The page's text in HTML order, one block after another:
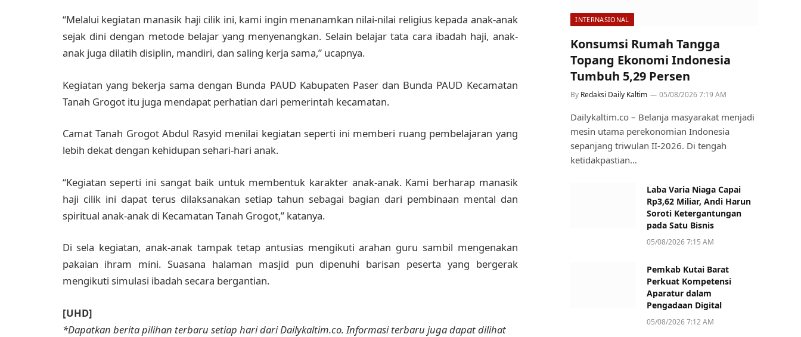
“Melalui kegiatan manasik haji cilik ini, kami ingin menanamkan nilai-nilai religius kepada anak-anak
sejak dini dengan metode belajar yang menyenangkan. Selain belajar tata cara ibadah haji, anak-
anak juga dilatih disiplin, mandiri, dan saling kerja sama,” ucapnya.
Kegiatan yang bekerja sama dengan Bunda PAUD Kabupaten Paser dan Bunda PAUD Kecamatan
Tanah Grogot itu juga mendapat perhatian dari pemerintah kecamatan.
Camat Tanah Grogot Abdul Rasyid menilai kegiatan seperti ini memberi ruang pembelajaran yang
lebih dekat dengan kehidupan sehari-hari anak.
“Kegiatan seperti ini sangat baik untuk membentuk karakter anak-anak. Kami berharap manasik
haji cilik ini dapat terus dilaksanakan setiap tahun sebagai bagian dari pembinaan mental dan
spiritual anak-anak di Kecamatan Tanah Grogot,” katanya.
Di sela kegiatan, anak-anak tampak tetap antusias mengikuti arahan guru sambil mengenakan
pakaian ihram mini. Suasana halaman masjid pun dipenuhi barisan peserta yang bergerak
mengikuti simulasi ibadah secara bergantian.
[UHD]
*Dapatkan berita pilihan terbaru setiap hari dari Dailykaltim.co. Informasi terbaru juga dapat dilihat
INTERNASIONAL
Konsumsi Rumah Tangga
Topang Ekonomi Indonesia
Tumbuh 5,29 Persen
By Redaksi Daily Kaltim 05/08/2026 7:19 AM
Dailykaltim.co – Belanja masyarakat menjadi
mesin utama perekonomian Indonesia
sepanjang triwulan II-2026. Di tengah
ketidakpastian…
Laba Varia Niaga Capai
Rp3,62 Miliar, Andi Harun
Soroti Ketergantungan
pada Satu Bisnis
05/08/2026 7:15 AM
Pemkab Kutai Barat
Perkuat Kompetensi
Aparatur dalam
Pengadaan Digital
05/08/2026 7:12 AM